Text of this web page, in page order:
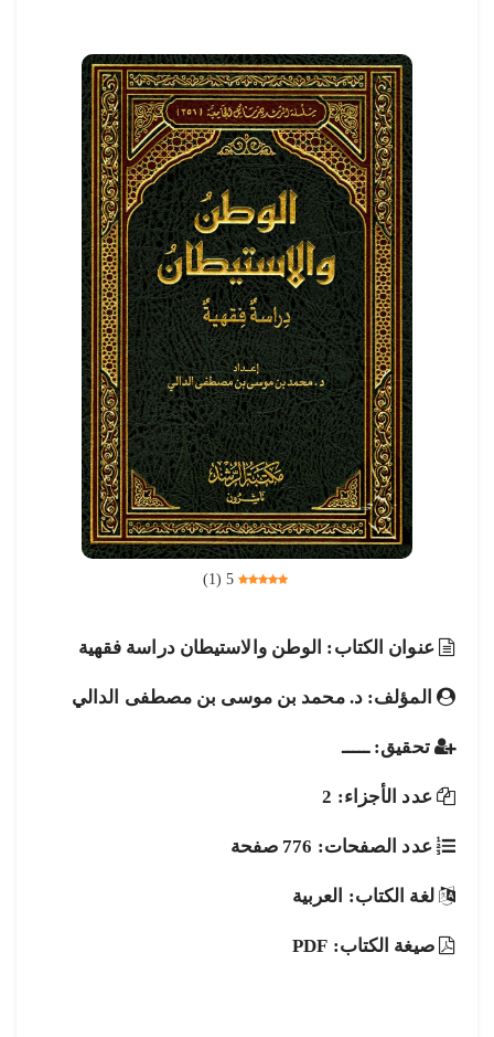
5
(
1
)
عنوان الكتاب: الوطن والاستيطان دراسة فقهية
المؤلف: د. محمد بن موسى بن مصطفى الدالي
تحقيق: ـــــ
عدد الأجزاء: 2
عدد الصفحات: 776 صفحة
لغة الكتاب: العربية
صيغة الكتاب: PDF